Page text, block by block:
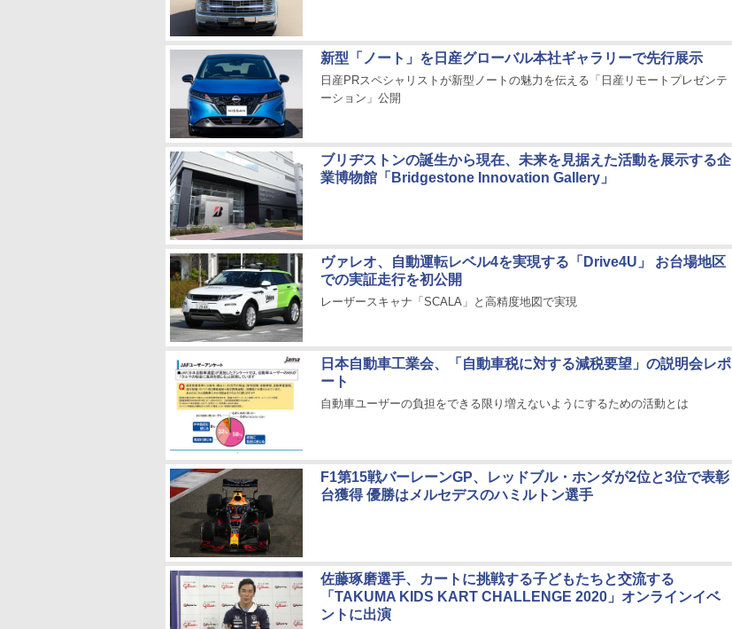
新型「ノート」を日産グローバル本社ギャラリーで先行展示
日産PRスペシャリストが新型ノートの魅力を伝える「日産リモートプレゼンテ
ーション」公開
ブリヂストンの誕生から現在、未来を見据えた活動を展示する企
業博物館「Bridgestone Innovation Gallery」
ヴァレオ、自動運転レベル4を実現する「Drive4U」 お台場地区
での実証走行を初公開
レーザースキャナ「SCALA」と高精度地図で実現
日本自動車工業会、「自動車税に対する減税要望」の説明会レポ
ート
自動車ユーザーの負担をできる限り増えないようにするための活動とは
F1第15戦バーレーンGP、レッドブル・ホンダが2位と3位で表彰
台獲得 優勝はメルセデスのハミルトン選手
佐藤琢磨選手、カートに挑戦する子どもたちと交流する
「TAKUMA KIDS KART CHALLENGE 2020」オンラインイベ
ントに出演